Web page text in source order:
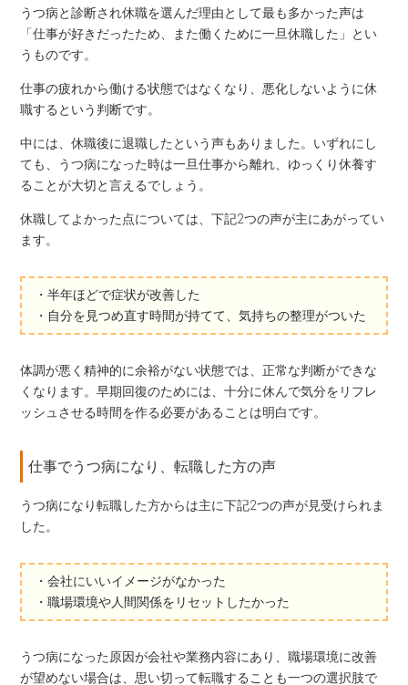
うつ病と診断され休職を選んだ理由として最も多かった声は
「仕事が好きだったため、また働くために一旦休職した」とい
うものです。
仕事の疲れから働ける状態ではなくなり、悪化しないように休
職するという判断です。
中には、休職後に退職したという声もありました。いずれにし
ても、うつ病になった時は一旦仕事から離れ、ゆっくり休養す
ることが大切と言えるでしょう。
休職してよかった点については、下記2つの声が主にあがってい
ます。
・半年ほどで症状が改善した
・自分を見つめ直す時間が持てて、気持ちの整理がついた
体調が悪く精神的に余裕がない状態では、正常な判断ができな
くなります。早期回復のためには、十分に休んで気分をリフレ
ッシュさせる時間を作る必要があることは明白です。
仕事でうつ病になり、転職した方の声
うつ病になり転職した方からは主に下記2つの声が見受けられま
した。
・会社にいいイメージがなかった
・職場環境や人間関係をリセットしたかった
うつ病になった原因が会社や業務内容にあり、職場環境に改善
が望めない場合は、思い切って転職することも一つの選択肢で